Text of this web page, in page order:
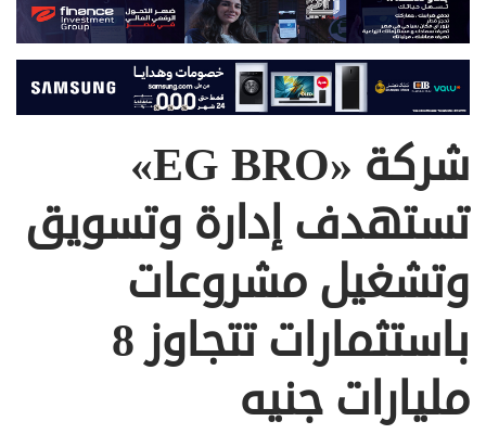
شركة «EG BRO»
تستهدف إدارة وتسويق
وتشغيل مشروعات
باستثمارات تتجاوز 8
مليارات جنيه